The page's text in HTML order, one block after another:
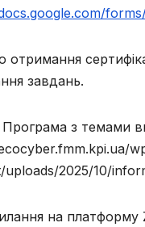
завдань.
Програма з темами
2025/10/
на платформу